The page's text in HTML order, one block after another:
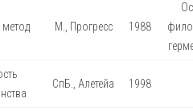
метод М., Прогресс 1988
СпБ., Алетейа 1998